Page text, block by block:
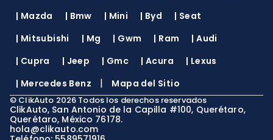
| Mazda | Bmw | Mini | Byd | Seat
| Mitsubishi | Mg | Gwm | Ram |Audi
| Cupra | Jeep | Gmc |Acura | Lexus
| Mercedes Benz | Mapa del Sitio
© ClikAuto 2026 Todos los derechos reservados
ClikAuto, San Antonio de la Capilla #100, Querétaro,
Querétaro, México 76178.
hola@clikauto.com